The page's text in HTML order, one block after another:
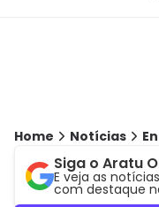
Home Notícias
Siga o Aratu
E veja as
com destaque